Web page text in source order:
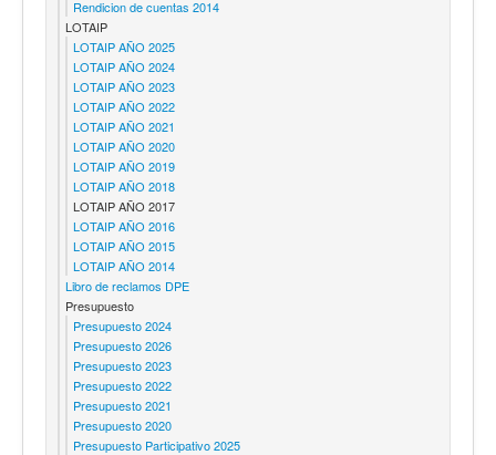
Rendicion de cuentas 2014
LOTAIP
LOTAIP AÑO 2025
LOTAIP AÑO 2024
LOTAIP AÑO 2023
LOTAIP AÑO 2022
LOTAIP AÑO 2021
LOTAIP AÑO 2020
LOTAIP AÑO 2019
LOTAIP AÑO 2018
LOTAIP AÑO 2017
LOTAIP AÑO 2016
LOTAIP AÑO 2015
LOTAIP AÑO 2014
Libro de reclamos DPE
Presupuesto
Presupuesto 2024
Presupuesto 2026
Presupuesto 2023
Presupuesto 2022
Presupuesto 2021
Presupuesto 2020
Presupuesto Participativo 2025